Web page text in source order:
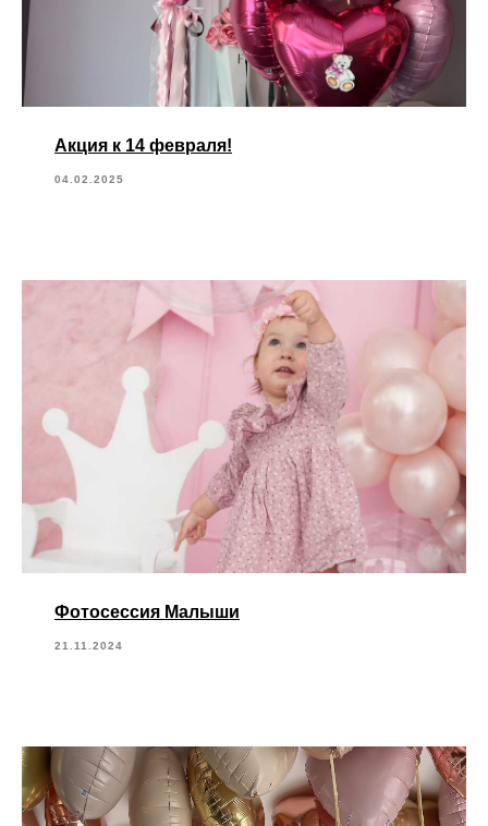
Акция к 14 февраля!
04.02.2025
Фотосессия Малыши
21.11.2024